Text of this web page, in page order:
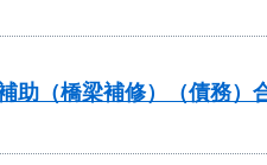
助（橋梁補修）（債務